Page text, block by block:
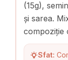
(15g),
și sarea.
compoziție
Sfat: